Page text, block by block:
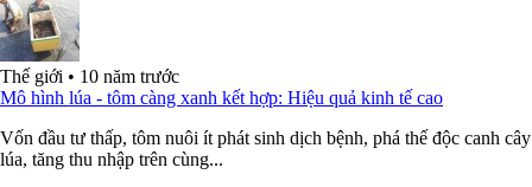
Thế giới • 10 năm trước
Mô hình lúa - tôm càng xanh kết hợp: Hiệu quả kinh tế cao
Vốn đầu tư thấp, tôm nuôi ít phát sinh dịch bệnh, phá thế độc canh cây
lúa, tăng thu nhập trên cùng...